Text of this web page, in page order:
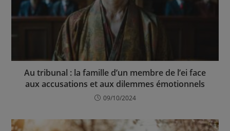
Au tribunal : la famille d’un membre de l’ei face
aux accusations et aux dilemmes émotionnels
09/10/2024